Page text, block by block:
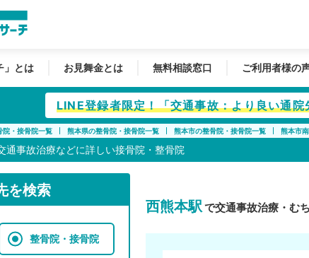
」とは お見舞金とは 無料相談窓口 ご利用者様の
LINE登録者限定！「交通事故：より良い通
院・接骨院一覧 熊本県の整骨院・接骨院一覧 熊本市の整骨院・接骨院一覧 熊本市
通事故治療などに詳しい接骨院・整骨院
を検索
整骨院・接骨院
西熊本駅で交通事故治療・む